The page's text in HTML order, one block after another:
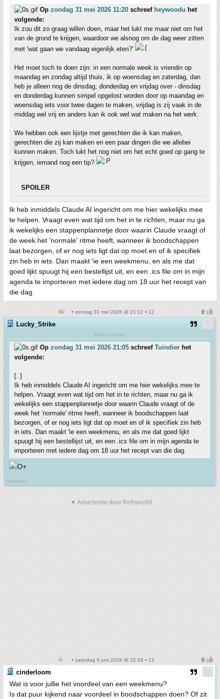
Op zondag 31 mei 2026 11:20 schreef heywoodu het
volgende:
Ik zou dit zo graag willen doen, maar het lukt me maar niet om het
van de grond te krijgen, waardoor we alsnog om de dag weer zitten
met 'wat gaan we vandaag eigenlijk eten?'
Het moet toch te doen zijn: in een normale week is vriendin op
maandag en zondag altijd thuis, ik op woensdag en zaterdag, dan
heb je alleen nog de dinsdag, donderdag en vrijdag over - dinsdag
en donderdag kunnen simpel opgelost worden door op maandag en
woensdag iets voor twee dagen te maken, vrijdag is zij vaak in de
middag wel vrij en anders kan ik ook wel wat maken na het werk.
We hebben ook een lijstje met gerechten die ik kan maken,
gerechten die zij kan maken en een paar dingen die we allebei
kunnen maken. Toch lukt het nog niet om het echt goed op gang te
krijgen, iemand nog een tip?
SPOILER
Ik heb inmiddels Claude AI ingericht om me hier wekelijks mee
te helpen. Vraagt even wat tijd om het in te richten, maar nu ga
ik wekelijks een stappenplannetje door waarin Claude vraagt of
de week het 'normale' ritme heeft, wanneer ik boodschappen
laat bezorgen, of er nog iets ligt dat op moet en of ik specifiek
zin heb in iets. Dan maakt 'ie een weekmenu, en als me dat
goed lijkt spuugt hij een bestellijst uit, en een .ics file om in mijn
agenda te importeren met iedere dag om 18 uur het recept van
die dag.
• zondag 31 mei 2026 @ 21:12 • 12
Lucky_Strike
Hello Sweetie
Op zondag 31 mei 2026 21:05 schreef Tuindier het
volgende:
[..]
Ik heb inmiddels Claude AI ingericht om me hier wekelijks mee te
helpen. Vraagt even wat tijd om het in te richten, maar nu ga ik
wekelijks een stappenplannetje door waarin Claude vraagt of de
week het 'normale' ritme heeft, wanneer ik boodschappen laat
bezorgen, of er nog iets ligt dat op moet en of ik specifiek zin heb
in iets. Dan maakt 'ie een weekmenu, en als me dat goed lijkt
spuugt hij een bestellijst uit, en een .ics file om in mijn agenda te
importeren met iedere dag om 18 uur het recept van die dag.
Spoilers!
▼ Advertentie door Refinery89
• zaterdag 6 juni 2026 @ 22:18 • 13
cinderloom
Wat is voor jullie het voordeel van een weekmenu?
Is dat puur kijkend naar voordeel in boodschappen doen? Of zit